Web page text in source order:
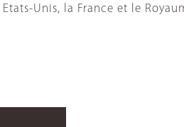
Unis, la France et le